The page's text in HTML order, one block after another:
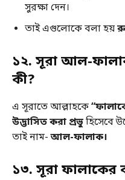
সুরক্ষা দেন।
তাই এগুলোকে বলা হয়
১২. সূরা আল-
কী?
এ সূরাতে আল্লাহকে
উদ্ভাসিত করা প্রভুহিসেবে
তাই নাম-আল-ফালাক।
১৩. সূরা ফালাকের